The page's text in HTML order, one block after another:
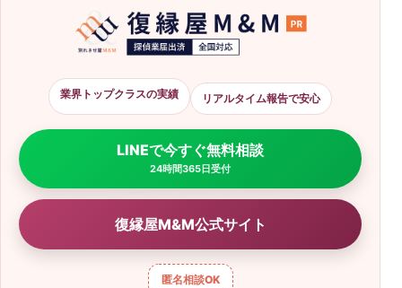
業界トップクラスの実績 リアルタイム報告で安心
LINEで今すぐ無料相談
24時間365日受付
復縁屋M&M公式サイト
匿名相談OK